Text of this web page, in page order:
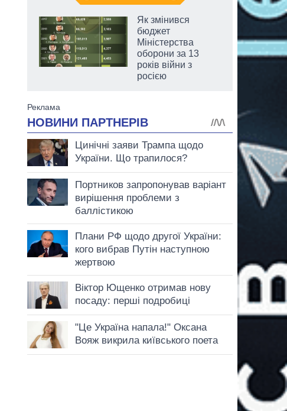
Як змінився
бюджет
Міністерства
оборони за 13
років війни з
росією